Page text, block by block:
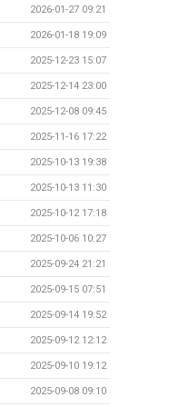
2026-01-27 09:21
2026-01-18 19:09
2025-12-23 15:07
2025-12-14 23:00
2025-12-08 09:45
2025-11-16 17:22
2025-10-13 19:38
2025-10-13 11:30
2025-10-12 17:18
2025-10-06 10:27
2025-09-24 21:21
2025-09-15 07:51
2025-09-14 19:52
2025-09-12 12:12
2025-09-10 19:12
2025-09-08 09:10